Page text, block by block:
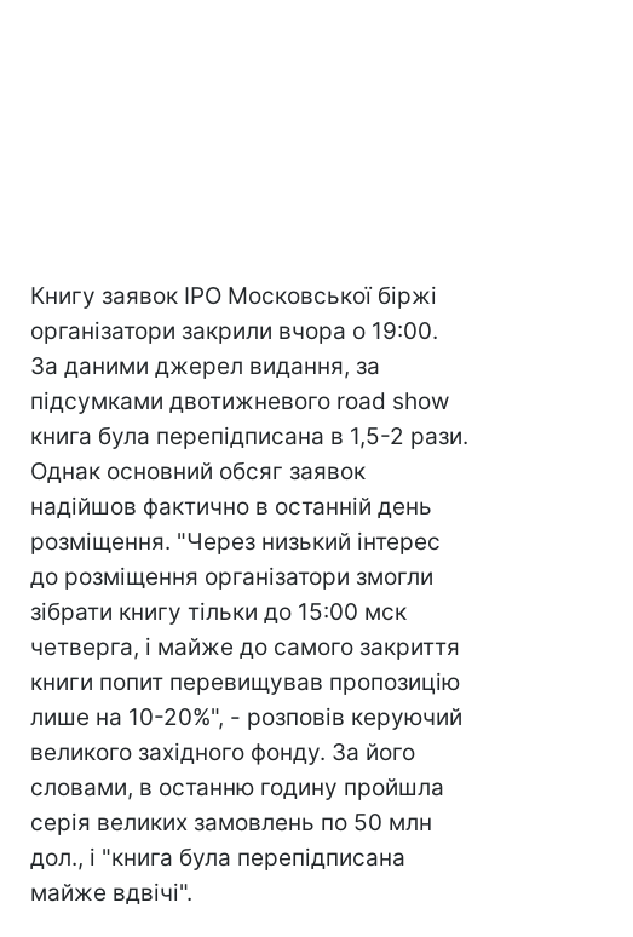
Книгу заявок IPO Московської біржі
організатори закрили вчора о 19:00.
За даними джерел видання, за
підсумками двотижневого road show
книга була перепідписана в 1,5-2 рази.
Однак основний обсяг заявок
надійшов фактично в останній день
розміщення. "Через низький інтерес
до розміщення організатори змогли
зібрати книгу тільки до 15:00 мск
четверга, і майже до самого закриття
книги попит перевищував пропозицію
лише на 10-20%", - розповів керуючий
великого західного фонду. За його
словами, в останню годину пройшла
серія великих замовлень по 50 млн
дол., і "книга була перепідписана
майже вдвічі".